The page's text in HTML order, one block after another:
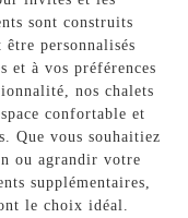
sont construits
personnalisés
et à vos préférences
nos chalets
confortable et
Que vous souhaitiez
ou agrandir votre
supplémentaires,
le choix idéal.